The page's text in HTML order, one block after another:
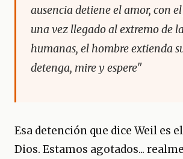
ausencia detiene el amor, con
una vez llegado al extremo de
humanas, el hombre extienda
detenga, mire y espere"
Esa detención que dice Weil es
Dios. Estamos agotados...